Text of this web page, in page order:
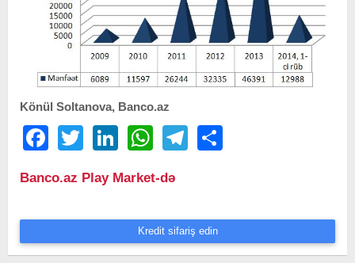
Könül Soltanova, Banco.az
FacebookTwitter LinkedIn WhatsAppTelegram
Banco.az Play Market-də
Kredit sifariş edin